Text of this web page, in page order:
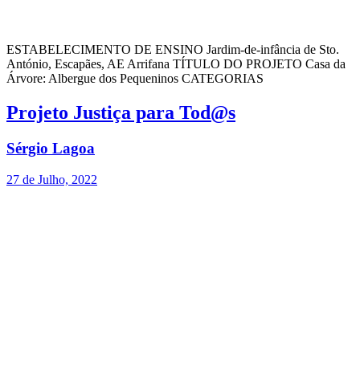
ESTABELECIMENTO DE ENSINO Jardim-de-infância de Sto.
António, Escapães, AE Arrifana TÍTULO DO PROJETO Casa da
Árvore: Albergue dos Pequeninos CATEGORIAS
Projeto Justiça para Tod@s
Sérgio Lagoa
27 de Julho, 2022